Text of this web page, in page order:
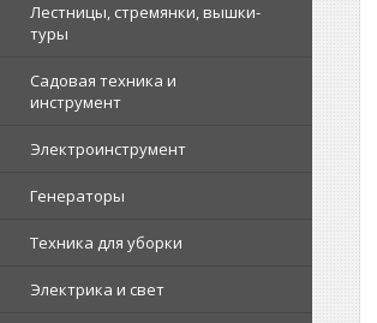
Лестницы, стремянки, вышки-
туры
Садовая техника и
инструмент
Электроинструмент
Генераторы
Техника для уборки
Электрика и свет